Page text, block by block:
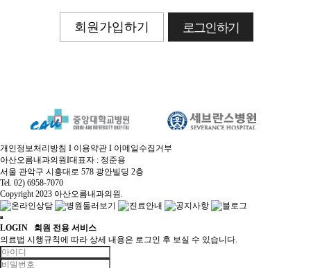
회원가입하기
개인정보처리방침 I 이용약관 I 이메일수집거부
아산오름내과의원I대표자 : 정준용
서울 관악구 시흥대로 578 광안빌딩 2층
Tel. 02) 6958-7070
Copyright 2023 아산오름내과의원.
LOGIN 회원 전용 서비스
의료법 시행규칙에 따라 상세 내용은 로그인 후 보실 수 있습니다.